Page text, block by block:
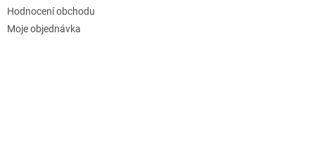
Hodnocení obchodu
Moje objednávka